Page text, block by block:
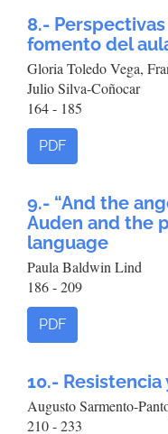
8.-
fomento del
Gloria Toledo Vega,
Julio Silva-Coñocar
164 - 185
PDF
9.- “And the
Auden and the
language
Paula Baldwin Lind
186 - 209
PDF
10.- Resistencia
Augusto Sarmento-
210 - 233